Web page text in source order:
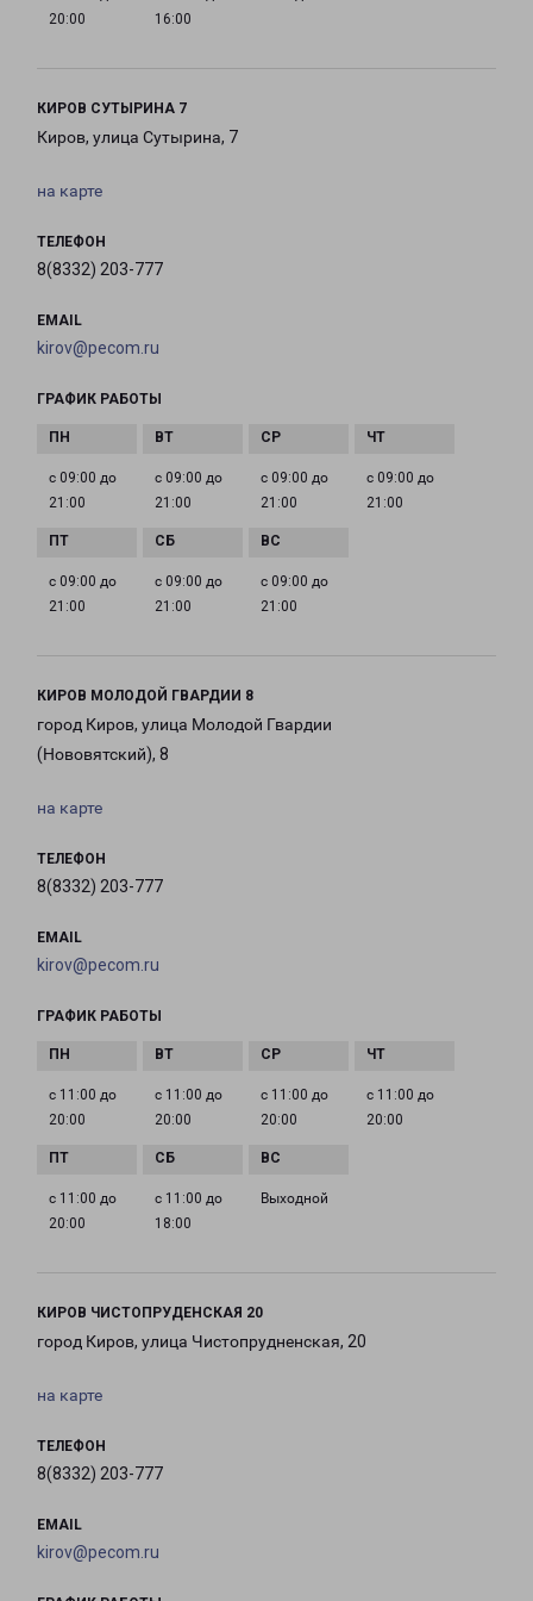
20:00
16:00
КИРОВ СУТЫРИНА 7
Киров, улица Сутырина, 7
на карте
ТЕЛЕФОН
8(8332) 203-777
EMAIL
kirov@pecom.ru
ГРАФИК РАБОТЫ
с 09:00 до
21:00
с 09:00 до
21:00
с 09:00 до
21:00
с 09:00 до
21:00
с 09:00 до
21:00
с 09:00 до
21:00
с 09:00 до
21:00
КИРОВ МОЛОДОЙ ГВАРДИИ 8
город Киров, улица Молодой Гвардии
(Нововятский), 8
на карте
ТЕЛЕФОН
8(8332) 203-777
EMAIL
kirov@pecom.ru
ГРАФИК РАБОТЫ
с 11:00 до
20:00
с 11:00 до
20:00
с 11:00 до
20:00
с 11:00 до
20:00
с 11:00 до
20:00
с 11:00 до
18:00
Выходной
КИРОВ ЧИСТОПРУДЕНСКАЯ 20
город Киров, улица Чистопрудненская, 20
на карте
ТЕЛЕФОН
8(8332) 203-777
EMAIL
kirov@pecom.ru